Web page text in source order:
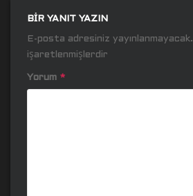
BIR YANIT YAZIN
E-posta adresiniz yayınlanmayacak.
işaretlenmişlerdir
Yorum *